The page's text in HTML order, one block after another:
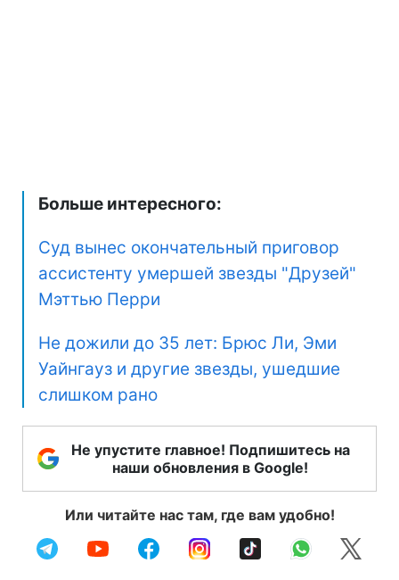
Больше интересного:
Суд вынес окончательный приговор
ассистенту умершей звезды "Друзей"
Мэттью Перри
Не дожили до 35 лет: Брюс Ли, Эми
Уайнгауз и другие звезды, ушедшие
слишком рано
Не упустите главное! Подпишитесь на
наши обновления в Google!
Или читайте нас там, где вам удобно!